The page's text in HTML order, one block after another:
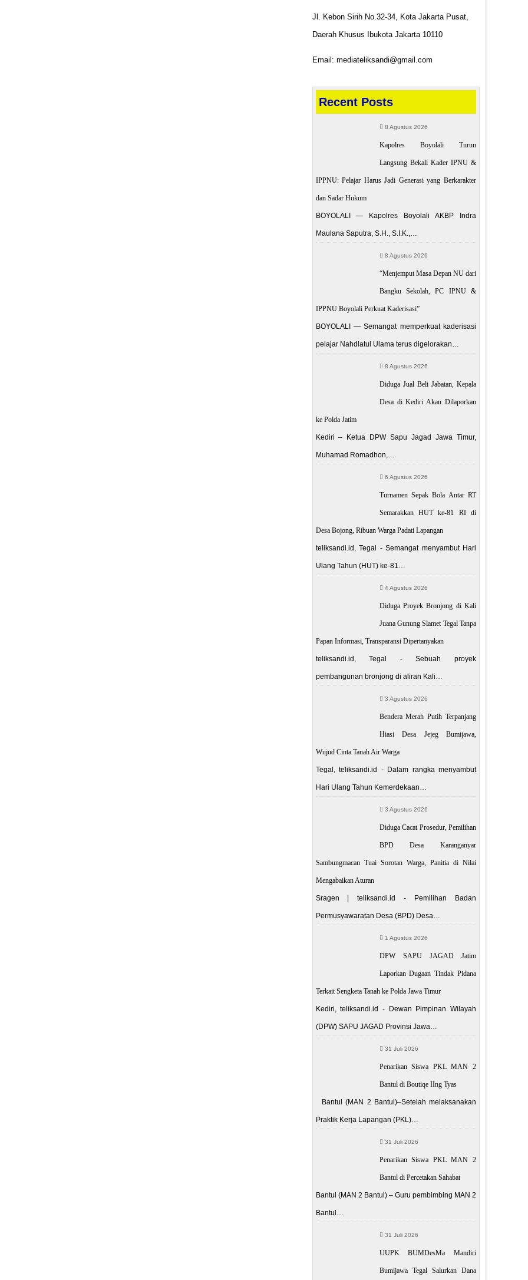
Jl. Kebon Sirih No.32-34, Kota Jakarta Pusat,
Daerah Khusus Ibukota Jakarta 10110
Email: mediateliksandi@gmail.com
Recent Posts
8 Agustus 2026
Kapolres Boyolali Turun
Langsung Bekali Kader IPNU &
IPPNU: Pelajar Harus Jadi Generasi yang Berkarakter
dan Sadar Hukum
BOYOLALI — Kapolres Boyolali AKBP Indra
Maulana Saputra, S.H., S.I.K.,…
8 Agustus 2026
“Menjemput Masa Depan NU dari
Bangku Sekolah, PC IPNU &
IPPNU Boyolali Perkuat Kaderisasi”
BOYOLALI — Semangat memperkuat kaderisasi
pelajar Nahdlatul Ulama terus digelorakan…
8 Agustus 2026
Diduga Jual Beli Jabatan, Kepala
Desa di Kediri Akan Dilaporkan
ke Polda Jatim
Kediri – Ketua DPW Sapu Jagad Jawa Timur,
Muhamad Romadhon,…
6 Agustus 2026
Turnamen Sepak Bola Antar RT
Semarakkan HUT ke-81 RI di
Desa Bojong, Ribuan Warga Padati Lapangan
teliksandi.id, Tegal - Semangat menyambut Hari
Ulang Tahun (HUT) ke-81…
4 Agustus 2026
Diduga Proyek Bronjong di Kali
Juana Gunung Slamet Tegal Tanpa
Papan Informasi, Transparansi Dipertanyakan
teliksandi.id, Tegal - Sebuah proyek
pembangunan bronjong di aliran Kali…
3 Agustus 2026
Bendera Merah Putih Terpanjang
Hiasi Desa Jejeg Bumijawa,
Wujud Cinta Tanah Air Warga
Tegal, teliksandi.id - Dalam rangka menyambut
Hari Ulang Tahun Kemerdekaan…
3 Agustus 2026
Diduga Cacat Prosedur, Pemilihan
BPD Desa Karanganyar
Sambungmacan Tuai Sorotan Warga, Panitia di Nilai
Mengabaikan Aturan
Sragen | teliksandi.id - Pemilihan Badan
Permusyawaratan Desa (BPD) Desa…
1 Agustus 2026
DPW SAPU JAGAD Jatim
Laporkan Dugaan Tindak Pidana
Terkait Sengketa Tanah ke Polda Jawa Timur
Kediri, teliksandi.id - Dewan Pimpinan Wilayah
(DPW) SAPU JAGAD Provinsi Jawa…
31 Juli 2026
Penarikan Siswa PKL MAN 2
Bantul di Boutiqe IIng Tyas
Bantul (MAN 2 Bantul)–Setelah melaksanakan
Praktik Kerja Lapangan (PKL)…
31 Juli 2026
Penarikan Siswa PKL MAN 2
Bantul di Percetakan Sahabat
Bantul (MAN 2 Bantul) – Guru pembimbing MAN 2
Bantul…
31 Juli 2026
UUPK BUMDesMa Mandiri
Bumijawa Tegal Salurkan Dana